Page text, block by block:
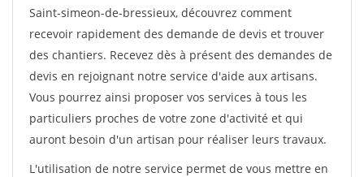
Saint-simeon-de-bressieux, découvrez comment
recevoir rapidement des demande de devis et trouver
des chantiers. Recevez dès à présent des demandes de
devis en rejoignant notre service d'aide aux artisans.
Vous pourrez ainsi proposer vos services à tous les
particuliers proches de votre zone d'activité et qui
auront besoin d'un artisan pour réaliser leurs travaux.
L'utilisation de notre service permet de vous mettre en